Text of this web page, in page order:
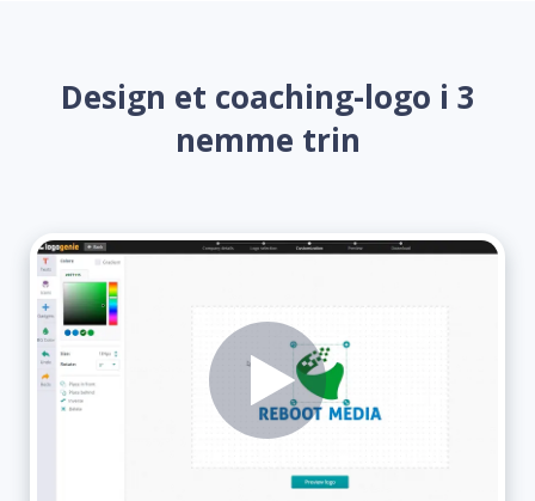
Design et coaching-logo i 3
nemme trin